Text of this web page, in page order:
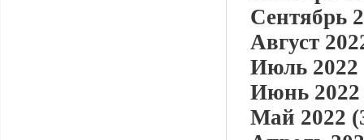
Сентябрь
Август
Июль 2022
Июнь 2022
Май 2022